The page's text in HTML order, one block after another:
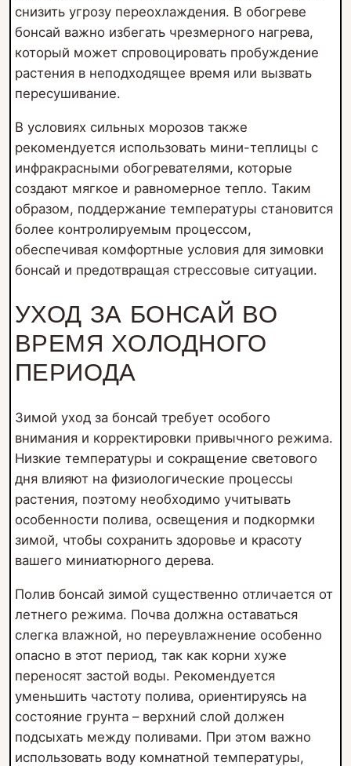
снизить угрозу переохлаждения. В обогреве
бонсай важно избегать чрезмерного нагрева,
который может спровоцировать пробуждение
растения в неподходящее время или вызвать
пересушивание.
В условиях сильных морозов также
рекомендуется использовать мини-теплицы с
инфракрасными обогревателями, которые
создают мягкое и равномерное тепло. Таким
образом, поддержание температуры становится
более контролируемым процессом,
обеспечивая комфортные условия для зимовки
бонсай и предотвращая стрессовые ситуации.
УХОД ЗА БОНСАЙ ВО
ВРЕМЯ ХОЛОДНОГО
ПЕРИОДА
Зимой уход за бонсай требует особого
внимания и корректировки привычного режима.
Низкие температуры и сокращение светового
дня влияют на физиологические процессы
растения, поэтому необходимо учитывать
особенности полива, освещения и подкормки
зимой, чтобы сохранить здоровье и красоту
вашего миниатюрного дерева.
Полив бонсай зимой существенно отличается от
летнего режима. Почва должна оставаться
слегка влажной, но переувлажнение особенно
опасно в этот период, так как корни хуже
переносят застой воды. Рекомендуется
уменьшить частоту полива, ориентируясь на
состояние грунта – верхний слой должен
подсыхать между поливами. При этом важно
использовать воду комнатной температуры,